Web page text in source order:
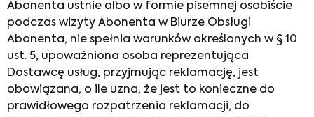
Abonenta ustnie albo w formie pisemnej osobiście
podczas wizyty Abonenta w Biurze Obsługi
Abonenta, nie spełnia warunków określonych w § 10
ust. 5, upoważniona osoba reprezentująca
Dostawcę usług, przyjmując reklamację, jest
obowiązana, o ile uzna, że jest to konieczne do
prawidłowego rozpatrzenia reklamacji, do